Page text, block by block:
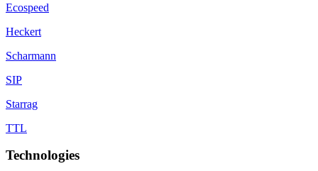
Ecospeed
Heckert
Scharmann
SIP
Starrag
TTL
Technologies